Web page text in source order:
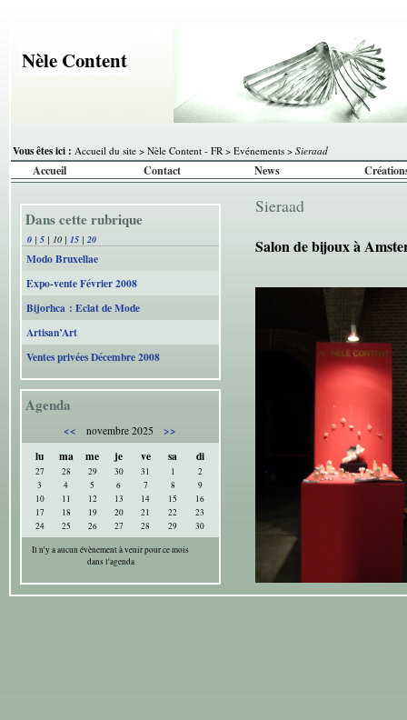
Nèle Content
Vous êtes ici : Accueil du site > Nèle Content - FR > Evénements > Sieraad
Accueil Contact News
Dans cette rubrique
0 | 5 | 10 | 15 | 20
Modo Bruxellae
Expo-vente Février 2008
Bijorhca : Eclat de Mode
Artisan’Art
Ventes privées Décembre 2008
Agenda
<< novembre 2025
>>
lu
ma me je ve sa di
27 28 29 30 31 1
2
3
4 5 6 7 8
9
10
11 12 13 14 15
16
17
18 19 20 21 22
23
24
25 26 27 28 29
30
Il n'y a aucun évènement à venir pour ce mois
dans l'agenda
Sieraad
Salon de bijoux à